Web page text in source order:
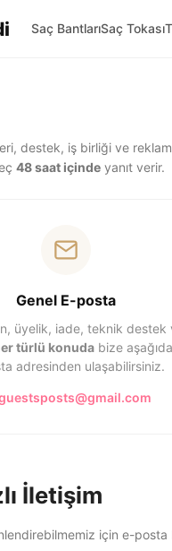
Saç BantlarıSaç Tokası
destek, iş birliği ve
48 saat içinde yanıt verir.
Genel E-posta
üyelik, iade, teknik destek
türlü konudabize
adresinden ulaşabilirsiniz.
İletişim
için e-